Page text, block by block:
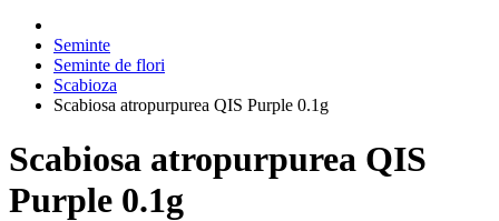
Seminte
Seminte de flori
Scabioza
Scabiosa atropurpurea QIS Purple 0.1g
Scabiosa atropurpurea QIS
Purple 0.1g